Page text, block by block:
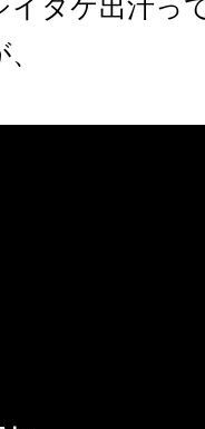
タケ出汁っ